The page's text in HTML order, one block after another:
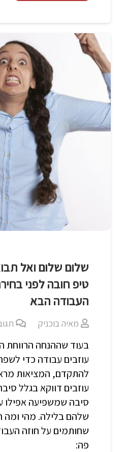
שלום שלום ואל
טיפ חובה לפני
העבודה הבא
מאיה בוכניק
בעוד שההנחה הרווחת
עוזבים עבודה כדי
להתקדם, המציאות
עוזבים דווקא בגלל
סיבה שמשפיעה אפילו
שלהם בלילה. מהי ומה
שחותמים על חוזה
פה: